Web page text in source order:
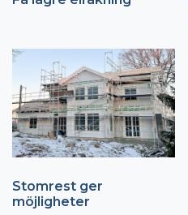
Stomrest ger
möjligheter